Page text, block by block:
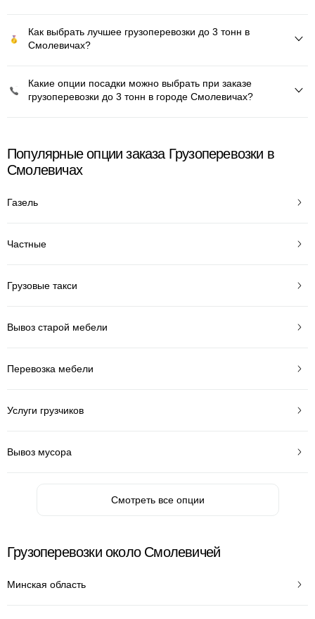
Как выбрать лучшее грузоперевозки до 3 тонн в
Смолевичах?
Какие опции посадки можно выбрать при заказе
грузоперевозки до 3 тонн в городе Смолевичах?
Популярные опции заказа Грузоперевозки в
Смолевичах
Газель
Частные
Грузовые такси
Вывоз старой мебели
Перевозка мебели
Услуги грузчиков
Вывоз мусора
Смотреть все опции
Грузоперевозки около Смолевичей
Минская область